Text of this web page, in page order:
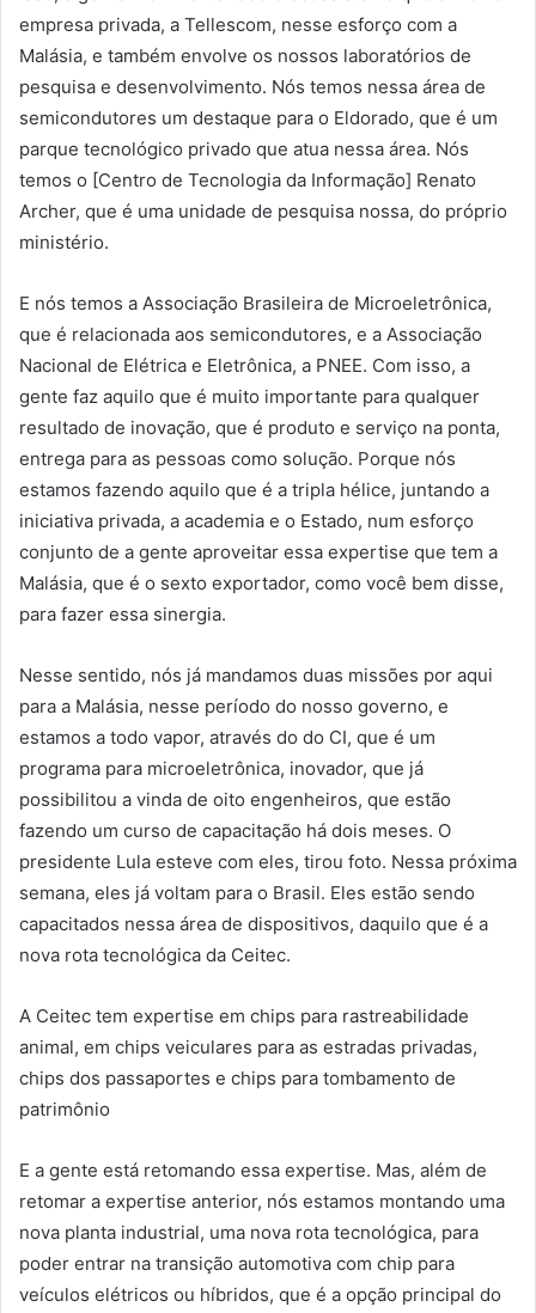
empresa privada, a Tellescom, nesse esforço com a
Malásia, e também envolve os nossos laboratórios de
pesquisa e desenvolvimento. Nós temos nessa área de
semicondutores um destaque para o Eldorado, que é um
parque tecnológico privado que atua nessa área. Nós
temos o [Centro de Tecnologia da Informação] Renato
Archer, que é uma unidade de pesquisa nossa, do próprio
ministério.
E nós temos a Associação Brasileira de Microeletrônica,
que é relacionada aos semicondutores, e a Associação
Nacional de Elétrica e Eletrônica, a PNEE. Com isso, a
gente faz aquilo que é muito importante para qualquer
resultado de inovação, que é produto e serviço na ponta,
entrega para as pessoas como solução. Porque nós
estamos fazendo aquilo que é a tripla hélice, juntando a
iniciativa privada, a academia e o Estado, num esforço
conjunto de a gente aproveitar essa expertise que tem a
Malásia, que é o sexto exportador, como você bem disse,
para fazer essa sinergia.
Nesse sentido, nós já mandamos duas missões por aqui
para a Malásia, nesse período do nosso governo, e
estamos a todo vapor, através do do CI, que é um
programa para microeletrônica, inovador, que já
possibilitou a vinda de oito engenheiros, que estão
fazendo um curso de capacitação há dois meses. O
presidente Lula esteve com eles, tirou foto. Nessa próxima
semana, eles já voltam para o Brasil. Eles estão sendo
capacitados nessa área de dispositivos, daquilo que é a
nova rota tecnológica da Ceitec.
A Ceitec tem expertise em chips para rastreabilidade
animal, em chips veiculares para as estradas privadas,
chips dos passaportes e chips para tombamento de
patrimônio
E a gente está retomando essa expertise. Mas, além de
retomar a expertise anterior, nós estamos montando uma
nova planta industrial, uma nova rota tecnológica, para
poder entrar na transição automotiva com chip para
veículos elétricos ou híbridos, que é a opção principal do